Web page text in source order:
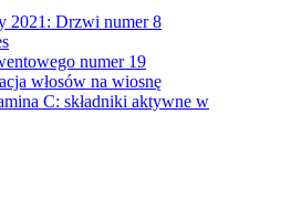
2021: Drzwi numer 8
numer 19
włosów na wiosnę
C: składniki aktywne w